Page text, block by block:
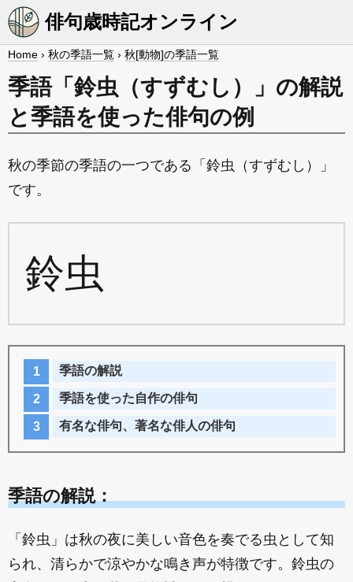
俳句歳時記オンライン
Home › 秋の季語一覧 › 秋[動物]の季語一覧
季語「鈴虫（すずむし）」の解説
と季語を使った俳句の例
秋の季節の季語の一つである「鈴虫（すずむし）」
です。
鈴虫
季語の解説
季語を使った自作の俳句
有名な俳句、著名な俳人の俳句
季語の解説：
「鈴虫」は秋の夜に美しい音色を奏でる虫として知
られ、清らかで涼やかな鳴き声が特徴です。鈴虫の